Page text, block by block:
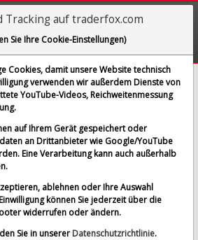
SE, Allianz SE, Bayerische
und 1 weitere Aktie
Standard-Vergleich
Tracking auf traderfox.com
Sie Ihre Cookie-Einstellungen)
Cookies, damit unsere Website technisch
verwenden wir außerdem Dienste von
YouTube-Videos, Reichweitenmessung
auf Ihrem Gerät gespeichert oder
an Drittanbieter wie Google/YouTube
Eine Verarbeitung kann auch außerhalb
ablehnen oder Ihre Auswahl
können Sie jederzeit über die
widerrufen oder ändern.
Sie in unserer Datenschutzrichtlinie.